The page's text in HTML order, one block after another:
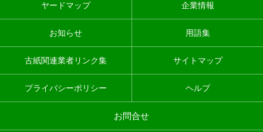
ヤードマップ 企業情報
お知らせ 用語集
古紙関連業者リンク集 サイトマップ
プライバシーポリシー ヘルプ
お問合せ